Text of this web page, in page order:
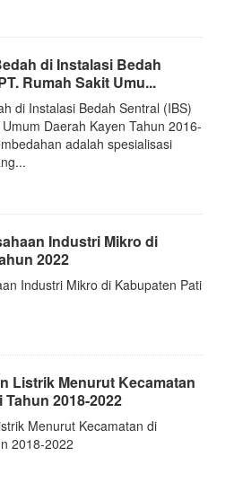
di Instalasi Bedah
Rumah Sakit Umu...
di Instalasi Bedah Sentral (IBS)
Daerah Kayen Tahun 2016-
adalah spesialisasi
Industri Mikro di
2022
Industri Mikro di Kabupaten Pati
Listrik Menurut Kecamatan
2018-2022
Menurut Kecamatan di
2018-2022